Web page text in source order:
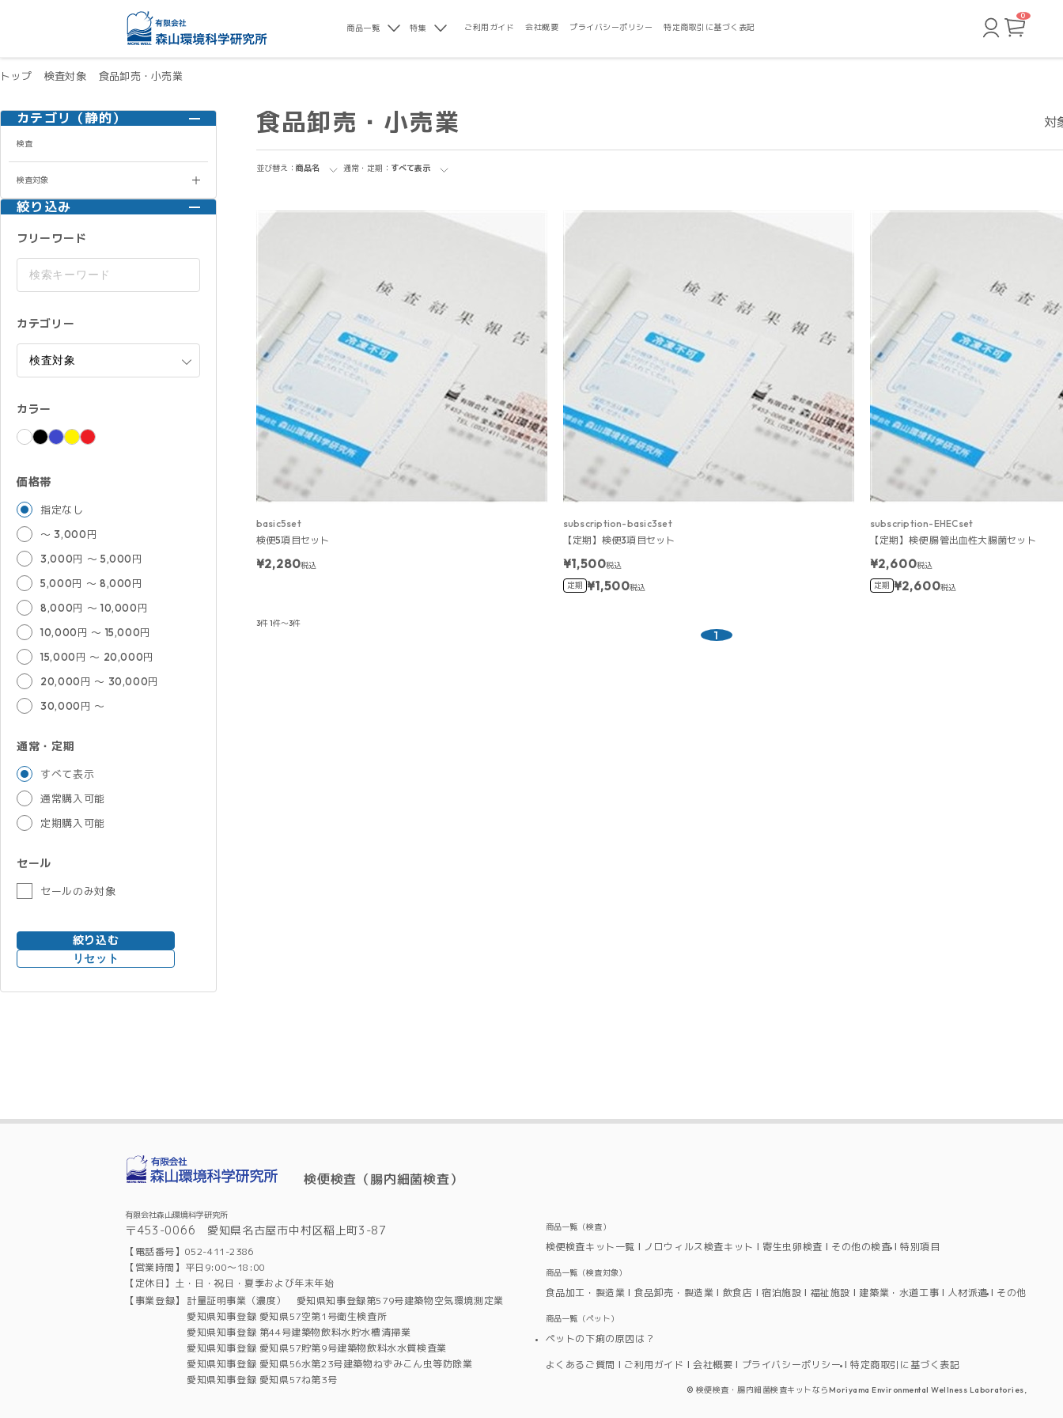
商品一覧 特集 ご利用ガイド 会社概要 プライバシーポリシー 特定商取引に基づく表記
カ
ペ
0
トップ 検査対象 食品卸売・小売業
カテゴリ（静的）
検査
検査対象
絞り込み
フリーワード
カテゴリー
カラー
価格帯
指定なし
～ 3,000円
3,000円 ～ 5,000円
5,000円 ～ 8,000円
8,000円 ～ 10,000円
10,000円 ～ 15,000円
15,000円 ～ 20,000円
20,000円 ～ 30,000円
30,000円 ～
通常・定期
すべて表示
通常購入可能
定期購入可能
セール
セールのみ対象
絞り込む
リセット
食品卸売・小売業 対
並び替え： 商品名 通常・定期： すべて表示
basic5set
検便5項目セット
¥2,280税込
subscription-basic3set
【定期】検便3項目セット
¥1,500税込
定期 ¥1,500税込
subscription-EHECset
【定期】検便 腸管出血性大腸菌セット
¥2,600税込
定期 ¥2,600税込
3件1件～3件
1
検便検査（腸内細菌検査）
有限会社森山環境科学研究所
〒453-0066 愛知県名古屋市中村区稲上町3-87
【電話番号】052-411-2386
【営業時間】平日9:00～18:00
【定休日】土・日・祝日・夏季および年末年始
【事業登録】
計量証明事業（濃度） 愛知県知事登録第579号建築物空気環境測定業
愛知県知事登録 愛知県57空第1号衛生検査所
愛知県知事登録 第44号建築物飲料水貯水槽清掃業
愛知県知事登録 愛知県57貯第9号建築物飲料水水質検査業
愛知県知事登録 愛知県56水第23号建築物ねずみこん虫等防除業
愛知県知事登録 愛知県57ね第3号
商品一覧（検査）
検便検査キット一覧 ノロウィルス検査キット 寄生虫卵検査 その他の検査 特別項目
商品一覧（検査対象）
食品加工・製造業 食品卸売・製造業 飲食店 宿泊施設 福祉施設 建築業・水道工事 人材派遣 その他
商品一覧（ペット）
ペットの下痢の原因は？
よくあるご質問
ご利用ガイド 会社概要 プライバシーポリシー 特定商取引に基づく表記
© 検便検査・腸内細菌検査キットならMoriyama Environmental Wellness Laboratories,